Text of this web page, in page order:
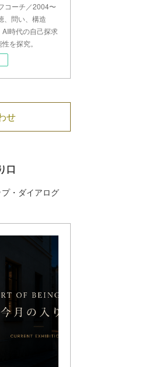
コーチ／2004〜
、問い、構造
時代の自己探求
を探究。
せ
口
・ダイアログ